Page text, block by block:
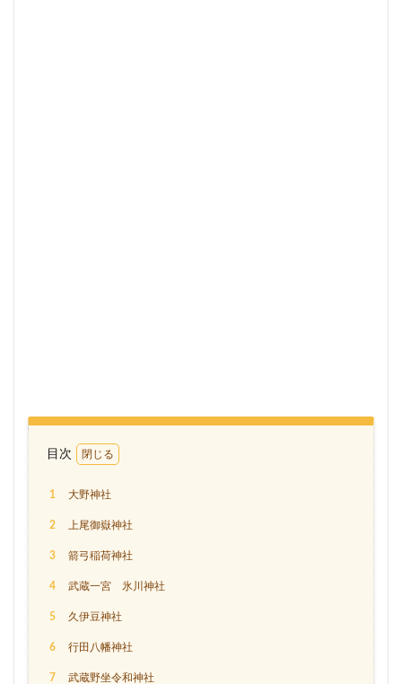
目次
1 大野神社
2 上尾御嶽神社
3 箭弓稲荷神社
4 武蔵一宮 氷川神社
5 久伊豆神社
6 行田八幡神社
7 武蔵野坐令和神社